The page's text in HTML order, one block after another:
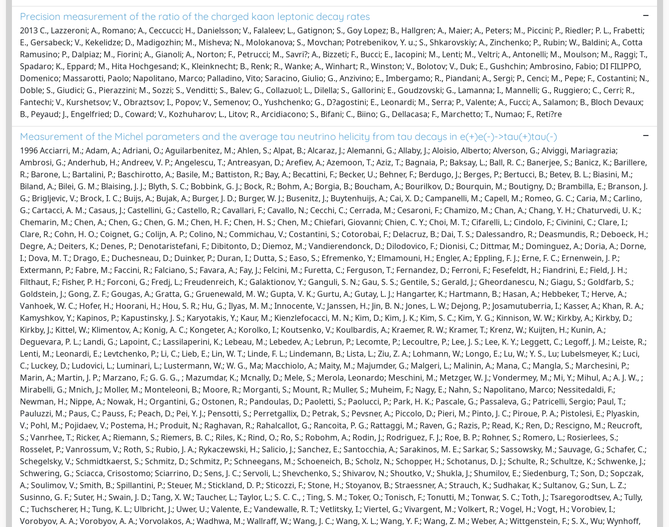
Precision measurement of the ratio of the charged kaon leptonic decay rates
2013 C., Lazzeroni; A., Romano; A., Ceccucci; H., Danielsson; V., Falaleev; L., Gatignon; S., Goy Lopez; B., Hallgren; A., Maier; A., Peters; M., Piccini; P., Riedler; P. L., Frabetti;
E., Gersabeck; V., Kekelidze; D., Madigozhin; M., Misheva; N., Molokanova; S., Movchan; Potrebenikov, Y. u.; S., Shkarovskiy; A., Zinchenko; P., Rubin; W., Baldini; A., Cotta
Ramusino; P., Dalpiaz; M., Fiorini; A., Gianoli; A., Norton; F., Petrucci; M., Savri?; A., Bizzeti; F., Bucci; E., Iacopini; M., Lenti; M., Veltri; A., Antonelli; M., Moulson; M., Raggi; T.,
Spadaro; K., Eppard; M., Hita Hochgesand; K., Kleinknecht; B., Renk; R., Wanke; A., Winhart; R., Winston; V., Bolotov; V., Duk; E., Gushchin; Ambrosino, Fabio; DI FILIPPO,
Domenico; Massarotti, Paolo; Napolitano, Marco; Palladino, Vito; Saracino, Giulio; G., Anzivino; E., Imbergamo; R., Piandani; A., Sergi; P., Cenci; M., Pepe; F., Costantini; N.,
Doble; S., Giudici; G., Pierazzini; M., Sozzi; S., Venditti; S., Balev; G., Collazuol; L., Dilella; S., Gallorini; E., Goudzovski; G., Lamanna; I., Mannelli; G., Ruggiero; C., Cerri; R.,
Fantechi; V., Kurshetsov; V., Obraztsov; I., Popov; V., Semenov; O., Yushchenko; G., D?agostini; E., Leonardi; M., Serra; P., Valente; A., Fucci; A., Salamon; B., Bloch Devaux;
B., Peyaud; J., Engelfried; D., Coward; V., Kozhuharov; L., Litov; R., Arcidiacono; S., Bifani; C., Biino; G., Dellacasa; F., Marchetto; T., Numao; F., Reti?re
Measurement of the Michel parameters and the average tau neutrino helicity from tau decays in e(+)e(-)->tau(+)tau(-)
1996 Acciarri, M.; Adam, A.; Adriani, O.; Aguilarbenitez, M.; Ahlen, S.; Alpat, B.; Alcaraz, J.; Alemanni, G.; Allaby, J.; Aloisio, Alberto; Alverson, G.; Alviggi, Mariagrazia;
Ambrosi, G.; Anderhub, H.; Andreev, V. P.; Angelescu, T.; Antreasyan, D.; Arefiev, A.; Azemoon, T.; Aziz, T.; Bagnaia, P.; Baksay, L.; Ball, R. C.; Banerjee, S.; Banicz, K.; Barillere,
R.; Barone, L.; Bartalini, P.; Baschirotto, A.; Basile, M.; Battiston, R.; Bay, A.; Becattini, F.; Becker, U.; Behner, F.; Berdugo, J.; Berges, P.; Bertucci, B.; Betev, B. L.; Biasini, M.;
Biland, A.; Bilei, G. M.; Blaising, J. J.; Blyth, S. C.; Bobbink, G. J.; Bock, R.; Bohm, A.; Borgia, B.; Boucham, A.; Bourilkov, D.; Bourquin, M.; Boutigny, D.; Brambilla, E.; Branson, J.
G.; Brigljevic, V.; Brock, I. C.; Buijs, A.; Bujak, A.; Burger, J. D.; Burger, W. J.; Busenitz, J.; Buytenhuijs, A.; Cai, X. D.; Campanelli, M.; Capell, M.; Romeo, G. C.; Caria, M.; Carlino,
G.; Cartacci, A. M.; Casaus, J.; Castellini, G.; Castello, R.; Cavallari, F.; Cavallo, N.; Cecchi, C.; Cerrada, M.; Cesaroni, F.; Chamizo, M.; Chan, A.; Chang, Y. H.; Chaturvedi, U. K.;
Chemarin, M.; Chen, A.; Chen, G.; Chen, G. M.; Chen, H. F.; Chen, H. S.; Chen, M.; Chiefari, Giovanni; Chien, C. Y.; Choi, M. T.; Cifarelli, L.; Cindolo, F.; Civinini, C.; Clare, I.;
Clare, R.; Cohn, H. O.; Coignet, G.; Colijn, A. P.; Colino, N.; Commichau, V.; Costantini, S.; Cotorobai, F.; Delacruz, B.; Dai, T. S.; Dalessandro, R.; Deasmundis, R.; Deboeck, H.;
Degre, A.; Deiters, K.; Denes, P.; Denotaristefani, F.; Dibitonto, D.; Diemoz, M.; Vandierendonck, D.; Dilodovico, F.; Dionisi, C.; Dittmar, M.; Dominguez, A.; Doria, A.; Dorne,
I.; Dova, M. T.; Drago, E.; Duchesneau, D.; Duinker, P.; Duran, I.; Dutta, S.; Easo, S.; Efremenko, Y.; Elmamouni, H.; Engler, A.; Eppling, F. J.; Erne, F. C.; Ernenwein, J. P.;
Extermann, P.; Fabre, M.; Faccini, R.; Falciano, S.; Favara, A.; Fay, J.; Felcini, M.; Furetta, C.; Ferguson, T.; Fernandez, D.; Ferroni, F.; Fesefeldt, H.; Fiandrini, E.; Field, J. H.;
Filthaut, F.; Fisher, P. H.; Forconi, G.; Fredj, L.; Freudenreich, K.; Galaktionov, Y.; Ganguli, S. N.; Gau, S. S.; Gentile, S.; Gerald, J.; Gheordanescu, N.; Giagu, S.; Goldfarb, S.;
Goldstein, J.; Gong, Z. F.; Gougas, A.; Gratta, G.; Gruenewald, M. W.; Gupta, V. K.; Gurtu, A.; Gutay, L. J.; Hangarter, K.; Hartmann, B.; Hasan, A.; Hebbeker, T.; Herve, A.;
Vanhoek, W. C.; Hofer, H.; Hoorani, H.; Hou, S. R.; Hu, G.; Ilyas, M. M.; Innocente, V.; Janssen, H.; Jin, B. N.; Jones, L. W.; Dejong, P.; Josamutuberria, I.; Kasser, A.; Khan, R. A.;
Kamyshkov, Y.; Kapinos, P.; Kapustinsky, J. S.; Karyotakis, Y.; Kaur, M.; Kienzlefocacci, M. N.; Kim, D.; Kim, J. K.; Kim, S. C.; Kim, Y. G.; Kinnison, W. W.; Kirkby, A.; Kirkby, D.;
Kirkby, J.; Kittel, W.; Klimentov, A.; Konig, A. C.; Kongeter, A.; Korolko, I.; Koutsenko, V.; Koulbardis, A.; Kraemer, R. W.; Kramer, T.; Krenz, W.; Kuijten, H.; Kunin, A.;
Deguevara, P. L.; Landi, G.; Lapoint, C.; Lassilaperini, K.; Lebeau, M.; Lebedev, A.; Lebrun, P.; Lecomte, P.; Lecoultre, P.; Lee, J. S.; Lee, K. Y.; Leggett, C.; Legoff, J. M.; Leiste, R.;
Lenti, M.; Leonardi, E.; Levtchenko, P.; Li, C.; Lieb, E.; Lin, W. T.; Linde, F. L.; Lindemann, B.; Lista, L.; Ziu, Z. A.; Lohmann, W.; Longo, E.; Lu, W.; Y. S., Lu; Lubelsmeyer, K.; Luci,
C.; Luckey, D.; Ludovici, L.; Luminari, L.; Lustermann, W.; W. G., Ma; Macchiolo, A.; Maity, M.; Majumder, G.; Malgeri, L.; Malinin, A.; Mana, C.; Mangla, S.; Marchesini, P.;
Marin, A.; Martin, J. P.; Marzano, F.; G. G. G., ; Mazumdar, K.; Mcnally, D.; Mele, S.; Merola, Leonardo; Meschini, M.; Metzger, W. J.; Vondermey, M.; Mi, Y.; Mihul, A.; A. J. W., ;
Mirabelli, G.; Mnich, J.; Moller, M.; Monteleoni, B.; Moore, R.; Morganti, S.; Mount, R.; Muller, S.; Muheim, F.; Nagy, E.; Nahn, S.; Napolitano, Marco; Nessitedaldi, F.;
Newman, H.; Nippe, A.; Nowak, H.; Organtini, G.; Ostonen, R.; Pandoulas, D.; Paoletti, S.; Paolucci, P.; Park, H. K.; Pascale, G.; Passaleva, G.; Patricelli, Sergio; Paul, T.;
Pauluzzi, M.; Paus, C.; Pauss, F.; Peach, D.; Pei, Y. J.; Pensotti, S.; Perretgallix, D.; Petrak, S.; Pevsner, A.; Piccolo, D.; Pieri, M.; Pinto, J. C.; Piroue, P. A.; Pistolesi, E.; Plyaskin,
V.; Pohl, M.; Pojidaev, V.; Postema, H.; Produit, N.; Raghavan, R.; Rahalcallot, G.; Rancoita, P. G.; Rattaggi, M.; Raven, G.; Razis, P.; Read, K.; Ren, D.; Rescigno, M.; Reucroft,
S.; Vanrhee, T.; Ricker, A.; Riemann, S.; Riemers, B. C.; Riles, K.; Rind, O.; Ro, S.; Robohm, A.; Rodin, J.; Rodriguez, F. J.; Roe, B. P.; Rohner, S.; Romero, L.; Rosierlees, S.;
Rosselet, P.; Vanrossum, V.; Roth, S.; Rubio, J. A.; Rykaczewski, H.; Salicio, J.; Sanchez, E.; Santocchia, A.; Sarakinos, M. E.; Sarkar, S.; Sassowsky, M.; Sauvage, G.; Schafer, C.;
Schegelsky, V.; Schmidtkaerst, S.; Schmitz, D.; Schmitz, P.; Schneegans, M.; Schoeneich, B.; Scholz, N.; Schopper, H.; Schotanus, D. J.; Schulte, R.; Schultze, K.; Schwenke, J.;
Schwering, G.; Sciacca, Crisostomo; Sciarrino, D.; Sens, J. C.; Servoli, L.; Shevchenko, S.; Shivarov, N.; Shoutko, V.; Shukla, J.; Shumilov, E.; Siedenburg, T.; Son, D.; Sopczak,
A.; Soulimov, V.; Smith, B.; Spillantini, P.; Steuer, M.; Stickland, D. P.; Sticozzi, F.; Stone, H.; Stoyanov, B.; Straessner, A.; Strauch, K.; Sudhakar, K.; Sultanov, G.; Sun, L. Z.;
Susinno, G. F.; Suter, H.; Swain, J. D.; Tang, X. W.; Taucher, L.; Taylor, L.; S. C. C., ; Ting, S. M.; Toker, O.; Tonisch, F.; Tonutti, M.; Tonwar, S. C.; Toth, J.; Tsaregorodtsev, A.; Tully,
C.; Tuchscherer, H.; Tung, K. L.; Ulbricht, J.; Uwer, U.; Valente, E.; Vandewalle, R. T.; Vetlitsky, I.; Viertel, G.; Vivargent, M.; Volkert, R.; Vogel, H.; Vogt, H.; Vorobiev, I.;
Vorobyov, A. A.; Vorobyov, A. A.; Vorvolakos, A.; Wadhwa, M.; Wallraff, W.; Wang, J. C.; Wang, X. L.; Wang, Y. F.; Wang, Z. M.; Weber, A.; Wittgenstein, F.; S. X., Wu; Wynhoff,